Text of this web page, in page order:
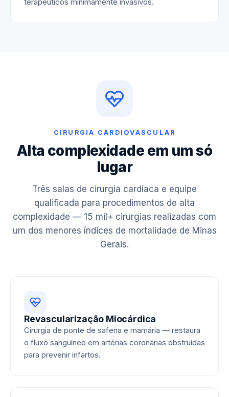
CIRURGIA CARDIOVASCULAR
Alta complexidade em um só
lugar
Três salas de cirurgia cardíaca e equipe
qualificada para procedimentos de alta
complexidade — 15 mil+ cirurgias realizadas com
um dos menores índices de mortalidade de Minas
Gerais.
Revascularização Miocárdica
Cirurgia de ponte de safena e mamária — restaura
o fluxo sanguíneo em artérias coronárias obstruídas
para prevenir infartos.